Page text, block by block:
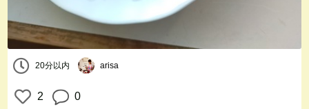
20分以内 arisa
2
0